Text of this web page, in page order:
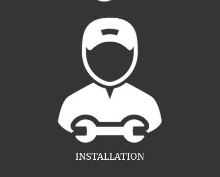
INSTALLATION